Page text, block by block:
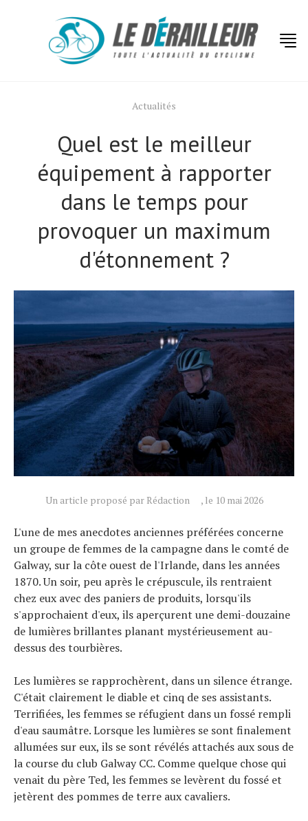
Actualités
Quel est le meilleur
équipement à rapporter
dans le temps pour
provoquer un maximum
d'étonnement ?
Un article proposé par Rédaction , le 10 mai 2026
L'une de mes anecdotes anciennes préférées concerne
un groupe de femmes de la campagne dans le comté de
Galway, sur la côte ouest de l'Irlande, dans les années
1870. Un soir, peu après le crépuscule, ils rentraient
chez eux avec des paniers de produits, lorsqu'ils
s'approchaient d'eux, ils aperçurent une demi-douzaine
de lumières brillantes planant mystérieusement au-
dessus des tourbières.
Les lumières se rapprochèrent, dans un silence étrange.
C'était clairement le diable et cinq de ses assistants.
Terrifiées, les femmes se réfugient dans un fossé rempli
d'eau saumâtre. Lorsque les lumières se sont finalement
allumées sur eux, ils se sont révélés attachés aux sous de
la course du club Galway CC. Comme quelque chose qui
venait du père Ted, les femmes se levèrent du fossé et
jetèrent des pommes de terre aux cavaliers.
Technologies
Tests de produits
Conseils
Tendances
Tous nos articles
À propos